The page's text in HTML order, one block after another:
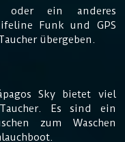
oder ein anderes
Funk und GPS
übergeben.
Sky bietet viel
Es sind ein
zum Waschen